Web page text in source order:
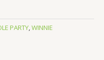
PARTY,WINNIE